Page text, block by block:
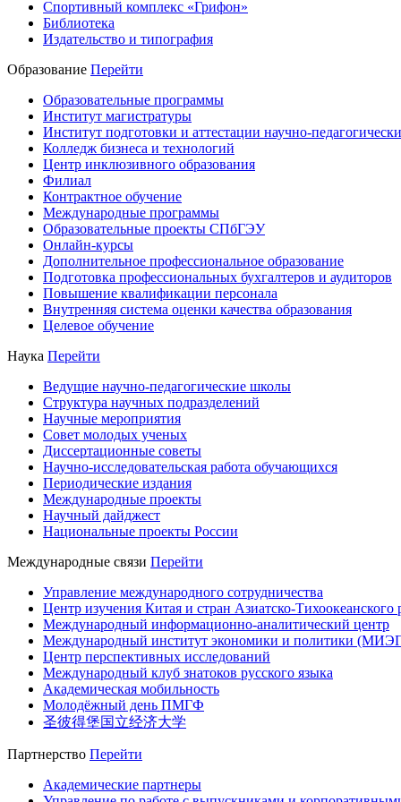
Спортивный комплекс «Грифон»
Библиотека
Издательство и типография
Образование Перейти
Образовательные программы
Институт магистратуры
Институт подготовки и аттестации научно-
Колледж бизнеса и технологий
Центр инклюзивного образования
Филиал
Контрактное обучение
Международные программы
Образовательные проекты СПбГЭУ
Онлайн-курсы
Дополнительное профессиональное образование
Подготовка профессиональных бухгалтеров и аудиторов
Повышение квалификации персонала
Внутренняя система оценки качества образования
Целевое обучение
Наука Перейти
Ведущие научно-педагогические школы
Структура научных подразделений
Научные мероприятия
Совет молодых ученых
Диссертационные советы
Научно-исследовательская работа обучающихся
Периодические издания
Международные проекты
Научный дайджест
Национальные проекты России
Международные связи Перейти
Управление международного сотрудничества
Центр изучения Китая и стран Азиатско-Тихоокеанского
Международный информационно-аналитический центр
Международный институт экономики и политики
Центр перспективных исследований
Международный клуб знатоков русского языка
Академическая мобильность
Молодёжный день ПМГФ
圣彼得堡国立经济大学
Партнерство Перейти
Академические партнеры